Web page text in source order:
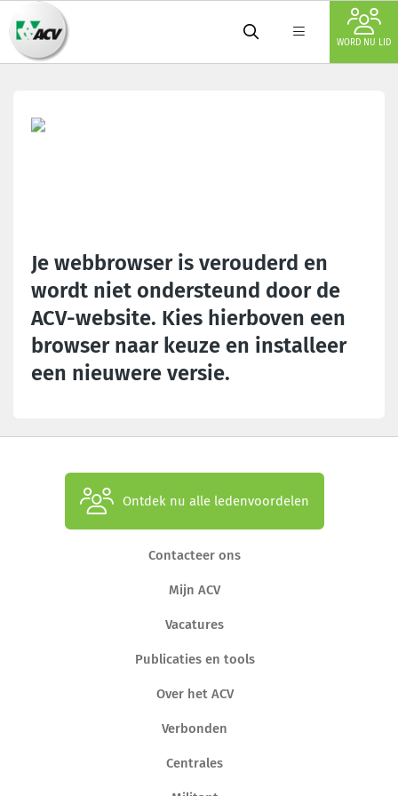
WORD NU LID
Je webbrowser is verouderd en
wordt niet ondersteund door de
ACV-website. Kies hierboven een
browser naar keuze en installeer
een nieuwere versie.
Ontdek nu alle ledenvoordelen
Contacteer ons
Mijn ACV
Vacatures
Publicaties en tools
Over het ACV
Verbonden
Centrales